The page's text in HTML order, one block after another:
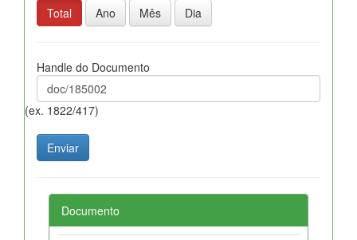
Total
Ano Mês Dia
Handle do Documento
(ex. 1822/417)
Documento